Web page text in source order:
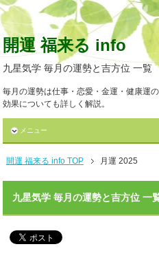
開運 福来る info
九星気学 毎月の運勢と吉方位 一覧
毎月の運勢は仕事・恋愛・金運・健康運
効果についても詳しく解説。
メニュー
開運 福来る info TOP 月運 2025
九星気学 毎月の運勢と吉方位 一